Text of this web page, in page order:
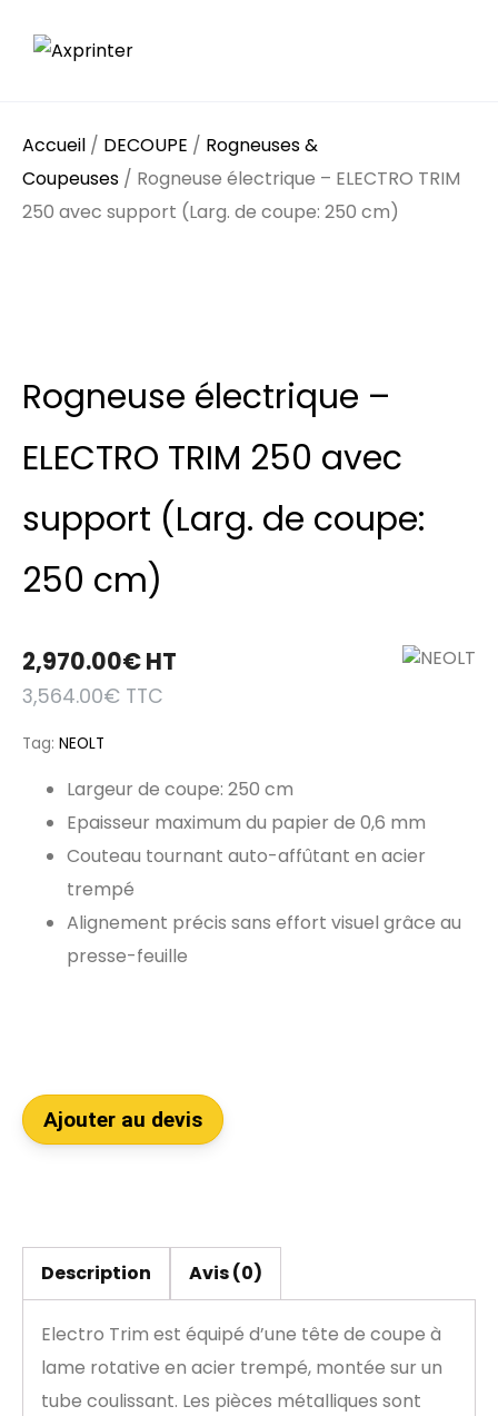
Accueil / DECOUPE / Rogneuses &
Coupeuses / Rogneuse électrique – ELECTRO TRIM
250 avec support (Larg. de coupe: 250 cm)
Rogneuse électrique –
ELECTRO TRIM 250 avec
support (Larg. de coupe:
250 cm)
2,970.00€HT
3,564.00€ TTC
Tag: NEOLT
Largeur de coupe: 250 cm
Epaisseur maximum du papier de 0,6 mm
Couteau tournant auto-affûtant en acier
trempé
Alignement précis sans effort visuel grâce au
presse-feuille
Ajouter au devis
Description Avis (0)
Electro Trim est équipé d’une tête de coupe à
lame rotative en acier trempé, montée sur un
tube coulissant. Les pièces métalliques sont